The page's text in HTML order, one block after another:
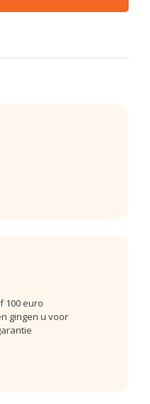
100 euro
gingen u voor